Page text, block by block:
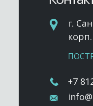
г.
+7